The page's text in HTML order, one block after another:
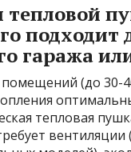
тепловой
подходит
гаража
(до 30-
тепловая
вентиляции